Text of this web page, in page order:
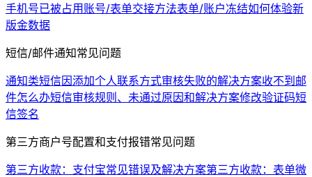
手机号已被占用账号/表单交接方法表单/账户冻结如何体验新
版金数据
短信/邮件通知常见问题
通知类短信因添加个人联系方式审核失败的解决方案收不到邮
件怎么办短信审核规则、未通过原因和解决方案修改验证码短
信签名
第三方商户号配置和支付报错常见问题
第三方收款：支付宝常见错误及解决方案第三方收款：表单微